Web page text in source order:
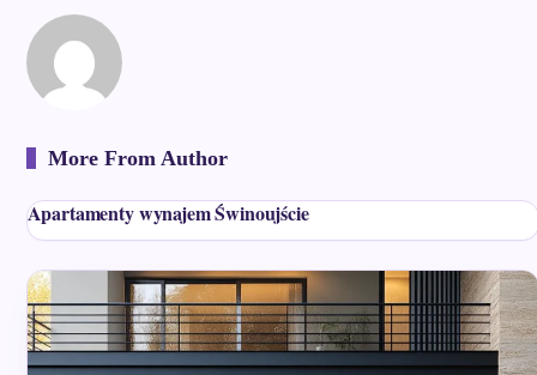
More From Author
Apartamenty wynajem Świnoujście